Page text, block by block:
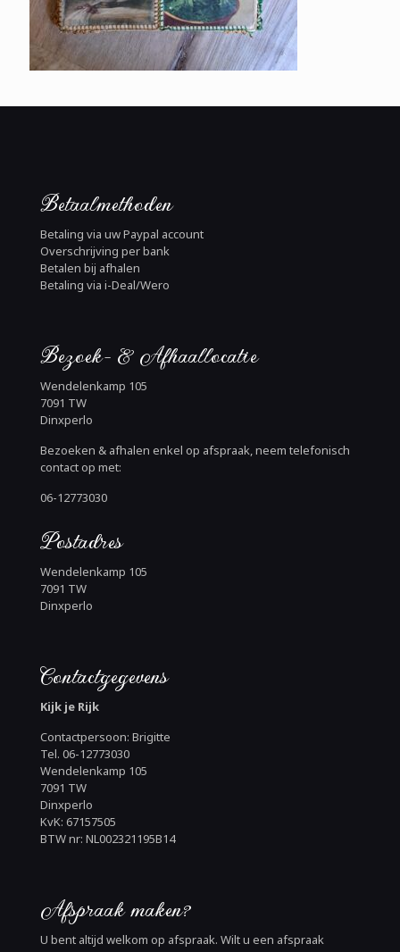
Betaalmethoden
Betaling via uw Paypal account
Overschrijving per bank
Betalen bij afhalen
Betaling via i-Deal/Wero
Bezoek- & Afhaallocatie
Wendelenkamp 105
7091 TW
Dinxperlo
Bezoeken & afhalen enkel op afspraak, neem telefonisch
contact op met:
06-12773030
Postadres
Wendelenkamp 105
7091 TW
Dinxperlo
Contactgegevens
Kijk je Rijk
Contactpersoon: Brigitte
Tel. 06-12773030
Wendelenkamp 105
7091 TW
Dinxperlo
KvK: 67157505
BTW nr: NL002321195B14
Afspraak maken?
U bent altijd welkom op afspraak. Wilt u een afspraak